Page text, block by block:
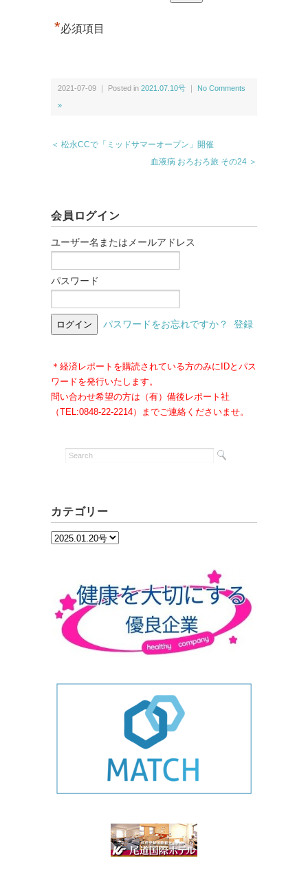
*必須項目
2021-07-09 ｜ Posted in 2021.07.10号 No Comments
»
＜ 松永CCで「ミッドサマーオープン」開催
血液病 おろおろ旅 その24 ＞
会員ログイン
ユーザー名またはメールアドレス
パスワード
パスワードをお忘れですか？ 登録
＊経済レポートを購読されている方のみにIDとパス
ワードを発行いたします。
問い合わせ希望の方は（有）備後レポート社
（TEL:0848-22-2214）までご連絡くださいませ。
カテゴリー
カ